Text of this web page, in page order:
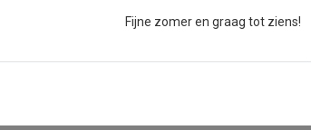
Fijne zomer en graag tot ziens!